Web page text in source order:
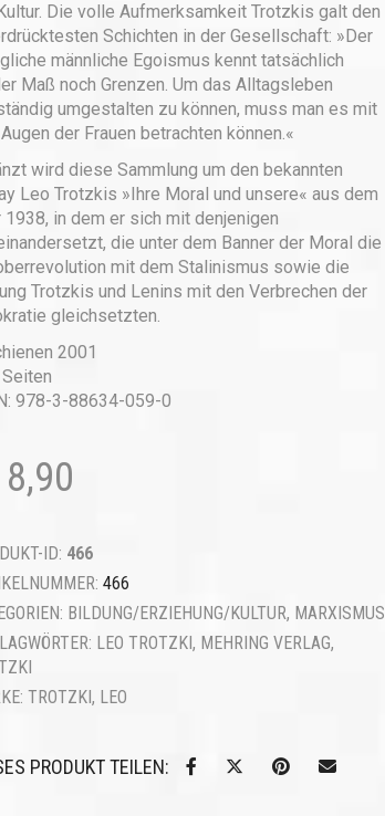
Die volle Aufmerksamkeit Trotzkis galt den
Schichten in der Gesellschaft: »Der
männliche Egoismus kennt tatsächlich
Maß noch Grenzen. Um das Alltagsleben
umgestalten zu können, muss man es mit
der Frauen betrachten können.«
wird diese Sammlung um den bekannten
Leo Trotzkis »Ihre Moral und unsere« aus dem
1938, in dem er sich mit denjenigen
die unter dem Banner der Moral die
mit dem Stalinismus sowie die
Trotzkis und Lenins mit den Verbrechen der
gleichsetzten.
2001
978-3-88634-059-0
ID: 466
466
BILDUNG/ERZIEHUNG/KULTUR, MARXISMUS
LEO TROTZKI, MEHRING VERLAG,
TROTZKI, LEO
PRODUKT TEILEN: